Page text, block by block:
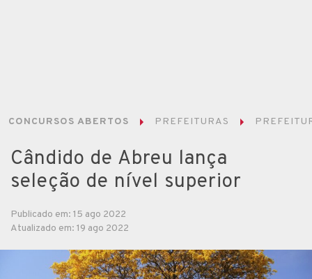
CONCURSOS ABERTOS PREFEITURAS
Cândido de Abreu lança
seleção de nível superior
Publicado em: 15 ago 2022
Atualizado em: 19 ago 2022